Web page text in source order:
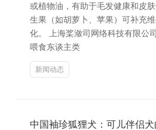
或植物油，有助于毛发健康和皮
生果（如胡萝卜、苹果）可补充
化。 上海桨潋司网络科技有限公
喂食东谈主类
新闻动态
中国袖珍狐狸犬：可儿伴侣犬